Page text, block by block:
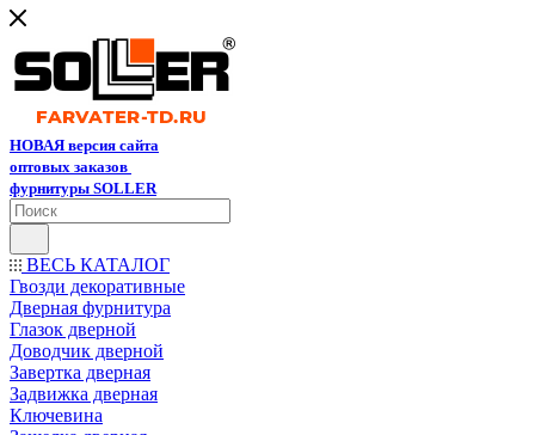
НОВАЯ версия сайта
оптовых заказов
фурнитуры SOLLER
ВЕСЬ КАТАЛОГ
Гвозди декоративные
Дверная фурнитура
Глазок дверной
Доводчик дверной
Завертка дверная
Задвижка дверная
Ключевина